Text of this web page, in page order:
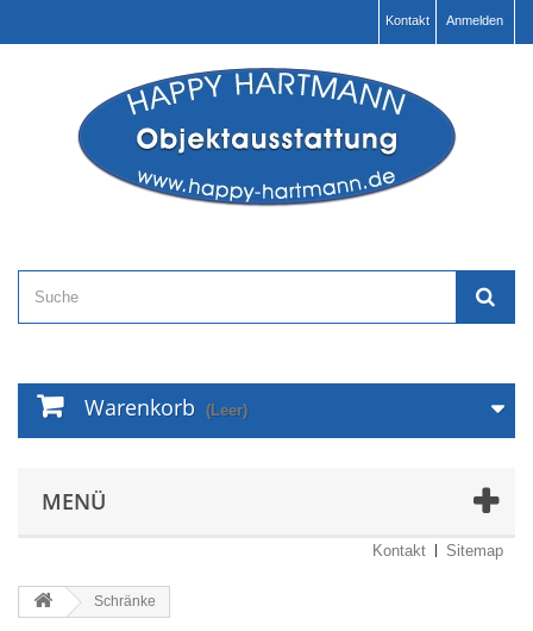
Anmelden
Kontakt
Warenkorb (Leer)
MENÜ
Kontakt Sitemap
Schränke